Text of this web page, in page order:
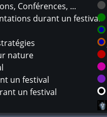
Conférences, ...
durant un festival
nature
un festival
un festival